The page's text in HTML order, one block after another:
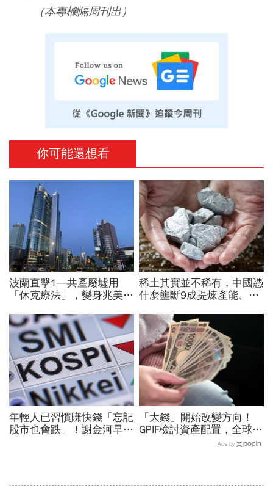
（本專欄隔周刊出）
你可能還想看
波蘭直擊1—共產廢墟用
「休克療法」，變身兆美元
花30年重新養活餵壯
稀土其實並不稀有，中國憑
什麼壟斷9成提煉產能、掐
美中角力下，台灣最該擔心
的事
年輕人已習慣賺快錢「忘記
股市也會跌」！謝金河早一
「大錢」開始改變方向！
GPIF檢討資產配置，全球資
金流向恐迎重大變局
Ads by